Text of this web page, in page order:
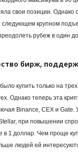
свои позиции. Однако
следующем крупном
рубеж в один
бирж,
купить только на
Однако теперь эта
Binance, CEX и Gate.
при повышении
в 1 доллар. Чем проще
людей ей